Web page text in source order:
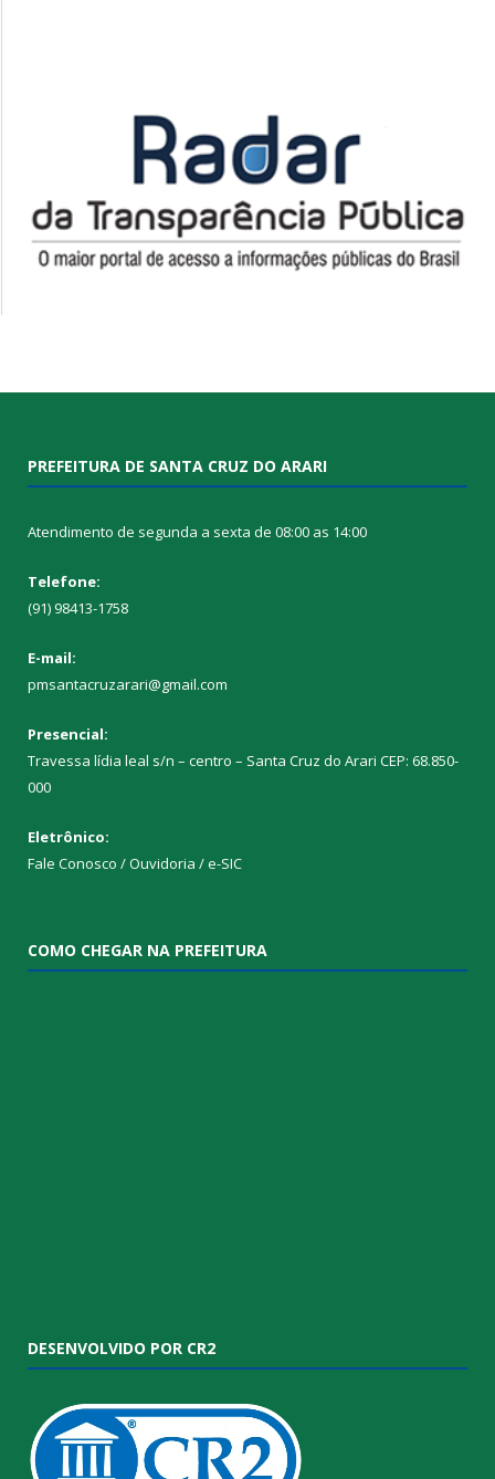
PREFEITURA DE SANTA CRUZ DO ARARI
Atendimento de segunda a sexta de 08:00 as 14:00
Telefone:
(91) 98413-1758
E-mail:
pmsantacruzarari@gmail.com
Presencial:
Travessa lídia leal s/n – centro – Santa Cruz do Arari CEP: 68.850-
000
Eletrônico:
Fale Conosco / Ouvidoria / e-SIC
COMO CHEGAR NA PREFEITURA
DESENVOLVIDO POR CR2